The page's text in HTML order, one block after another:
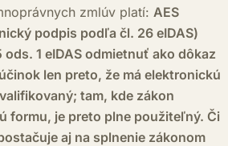
zmlúv platí: AES
podpis podľa čl. 26 eIDAS)
1 eIDAS odmietnuť ako dôkaz
len preto, že má elektronickú
tam, kde zákon
formu, je preto plne použiteľný. Či
aj na splnenie zákonom